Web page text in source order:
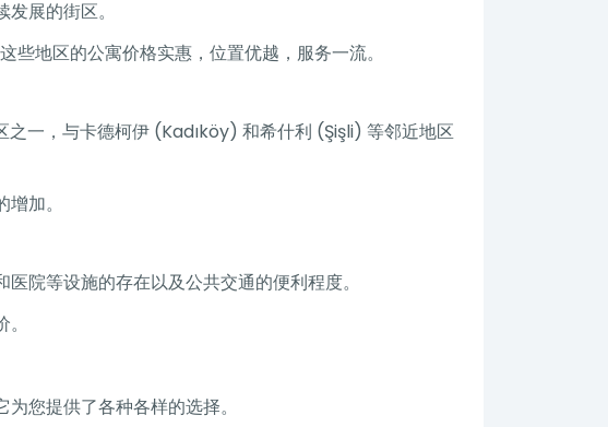
展的街区。
地区的公寓价格实惠，位置优越，服务一流。
一，与卡德柯伊 (Kadıköy) 和希什利 (Şişli) 等邻近地区
加。
院等设施的存在以及公共交通的便利程度。
您提供了各种各样的选择。